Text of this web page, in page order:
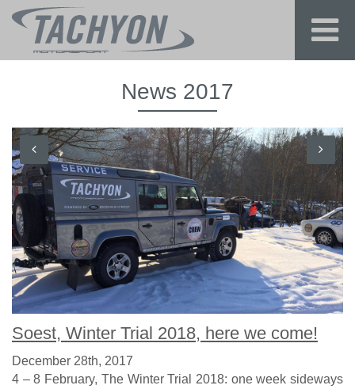
News 2017
Soest, Winter Trial 2018, here we come!
December 28th, 2017
4 – 8 February, The Winter Trial 2018: one week sideways